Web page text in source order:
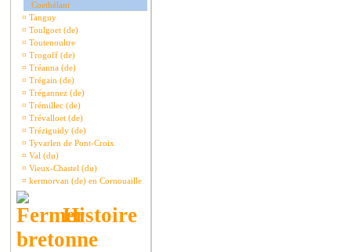
Coethélant
¤ Tanguy
¤ Toulgoet (de)
¤ Toutenoultre
¤ Trogoff (de)
¤ Tréanna (de)
¤ Trégain (de)
¤ Trégannez (de)
¤ Trémillec (de)
¤ Trévalloet (de)
¤ Tréziguidy (de)
¤ Tyvarlen de Pont-Croix
¤ Val (du)
¤ Vieux-Chastel (du)
¤ kermorvan (de) en Cornouaille
Histoire
bretonne